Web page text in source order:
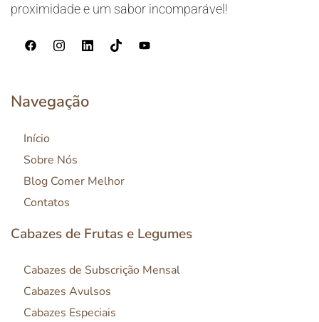
proximidade e um sabor incomparável!
Navegação
Início
Sobre Nós
Blog Comer Melhor
Contatos
Cabazes de Frutas e Legumes
Cabazes de Subscrição Mensal
Cabazes Avulsos
Cabazes Especiais